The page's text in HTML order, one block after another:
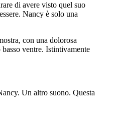
di avere visto quel suo
Nancy è solo una
con una dolorosa
ventre. Istintivamente
Un altro suono. Questa